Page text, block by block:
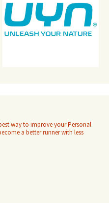
way to improve your Personal
a better runner with less